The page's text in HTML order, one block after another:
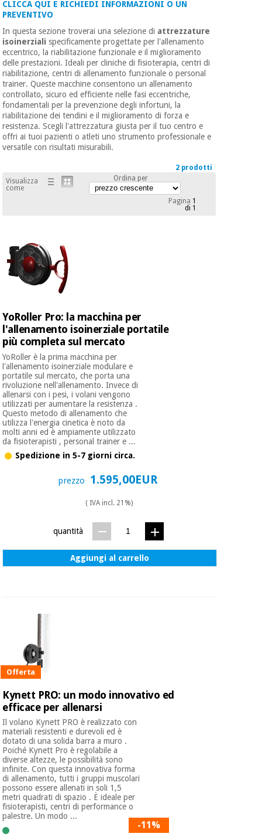
Offerte
Outlet
Fisaude
Tech
Academy
mediche
Medicina
tradizionale
cinese
Mobili
clinici
Armadi
terapeutici
per la
protezione
Aerobica,
fitness e
pilates
giochi
Armadi
sanitari
Veterinario
Ortopedia
Strumenti
chirurgici
Notizia
Offerte
Outlet
Fisaude
Odontoiatria
Attrezzature
mediche
Medicina
tradizionale
cinese
Materiale
essenziale
per la
protezione
coronavirus
Aerobica,
fitness e
pilates
Sport
e
giochi
(liquidazione)
CLICCA QUI E RICHIEDI INFORMAZIONI O UN
PREVENTIVO
In questa sezione troverai una selezione di attrezzature
isoinerziali specificamente progettate per l'allenamento
eccentrico, la riabilitazione funzionale e il miglioramento
delle prestazioni. Ideali per cliniche di fisioterapia, centri di
riabilitazione, centri di allenamento funzionale o personal
trainer. Queste macchine consentono un allenamento
controllato, sicuro ed efficiente nelle fasi eccentriche,
fondamentali per la prevenzione degli infortuni, la
riabilitazione dei tendini e il miglioramento di forza e
resistenza. Scegli l'attrezzatura giusta per il tuo centro e
offri ai tuoi pazienti o atleti uno strumento professionale e
versatile con risultati misurabili.
2 prodotti
Visualizza
come
Ordina per
Pagina 1
di 1
YoRoller Pro: la macchina per
l'allenamento isoinerziale portatile
più completa sul mercato
YoRoller è la prima macchina per
l'allenamento isoinerziale modulare e
portatile sul mercato, che porta una
rivoluzione nell'allenamento. Invece di
allenarsi con i pesi, i volani vengono
utilizzati per aumentare la resistenza .
Questo metodo di allenamento che
utilizza l'energia cinetica è noto da
molti anni ed è ampiamente utilizzato
da fisioterapisti , personal trainer e ...
Spedizione in 5-7 giorni circa.
prezzo 1.595,00EUR
( IVA incl. 21%)
quantità
Aggiungi al carrello
Offerta
Kynett PRO: un modo innovativo ed
efficace per allenarsi
Il volano Kynett PRO è realizzato con
materiali resistenti e durevoli ed è
dotato di una solida barra a muro .
Poiché Kynett Pro è regolabile a
diverse altezze, le possibilità sono
infinite. Con questa innovativa forma
di allenamento, tutti i gruppi muscolari
possono essere allenati in soli 1,5
metri quadrati di spazio . È ideale per
fisioterapisti, centri di performance o
palestre. Un modo ...
-11%